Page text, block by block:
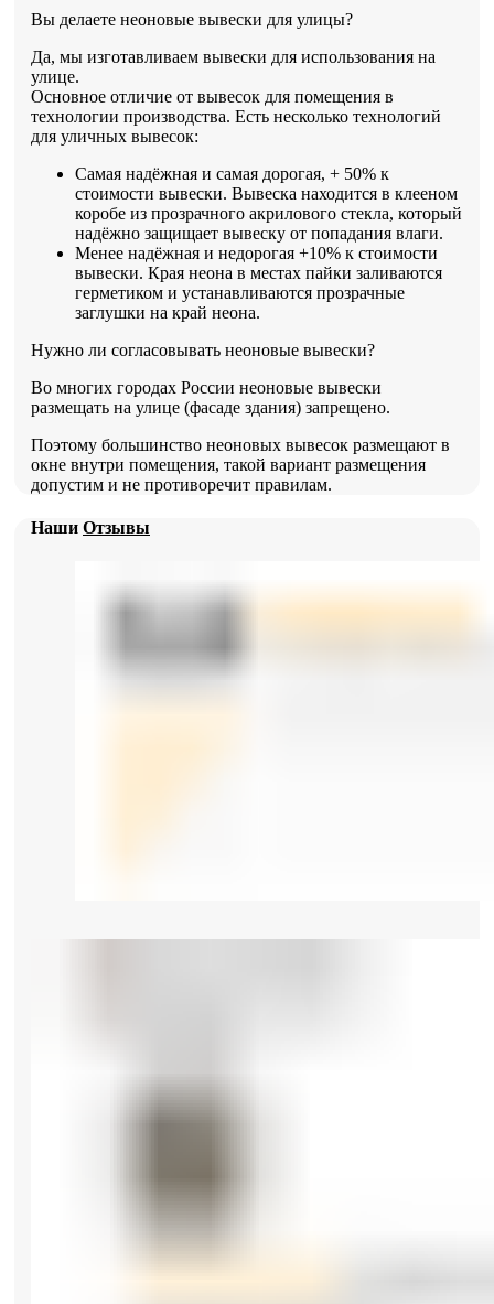
Вы делаете неоновые вывески для улицы?
Да, мы изготавливаем вывески для использования на
улице.
Основное отличие от вывесок для помещения в
технологии производства. Есть несколько технологий
для уличных вывесок:
Самая надёжная и самая дорогая, + 50% к
стоимости вывески. Вывеска находится в клееном
коробе из прозрачного акрилового стекла, который
надёжно защищает вывеску от попадания влаги.
Менее надёжная и недорогая +10% к стоимости
вывески. Края неона в местах пайки заливаются
герметиком и устанавливаются прозрачные
заглушки на край неона.
Нужно ли согласовывать неоновые вывески?
Во многих городах России неоновые вывески
размещать на улице (фасаде здания) запрещено.
Поэтому большинство неоновых вывесок размещают в
окне внутри помещения, такой вариант размещения
допустим и не противоречит правилам.
Наши Отзывы